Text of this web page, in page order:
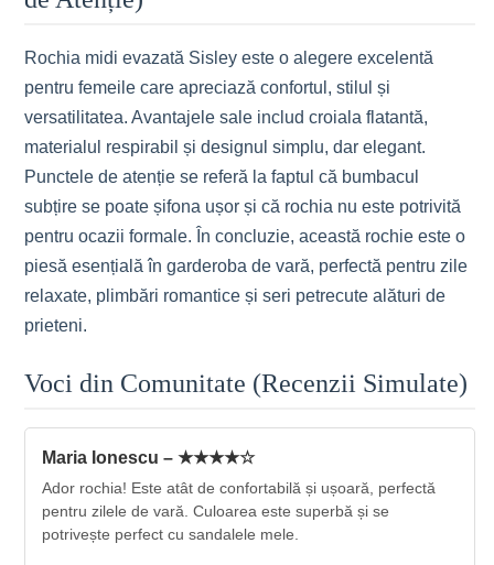
Rochia midi evazată Sisley este o alegere excelentă
pentru femeile care apreciază confortul, stilul și
versatilitatea. Avantajele sale includ croiala flatantă,
materialul respirabil și designul simplu, dar elegant.
Punctele de atenție se referă la faptul că bumbacul
subțire se poate șifona ușor și că rochia nu este potrivită
pentru ocazii formale. În concluzie, această rochie este o
piesă esențială în garderoba de vară, perfectă pentru zile
relaxate, plimbări romantice și seri petrecute alături de
prieteni.
Voci din Comunitate (Recenzii Simulate)
Maria Ionescu – ★★★★☆
Ador rochia! Este atât de confortabilă și ușoară, perfectă
pentru zilele de vară. Culoarea este superbă și se
potrivește perfect cu sandalele mele.